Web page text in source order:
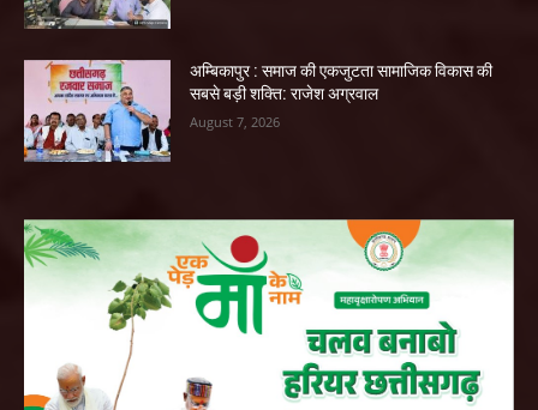
अम्बिकापुर : समाज की एकजुटता सामाजिक विकास की
सबसे बड़ी शक्ति: राजेश अग्रवाल
August 7, 2026